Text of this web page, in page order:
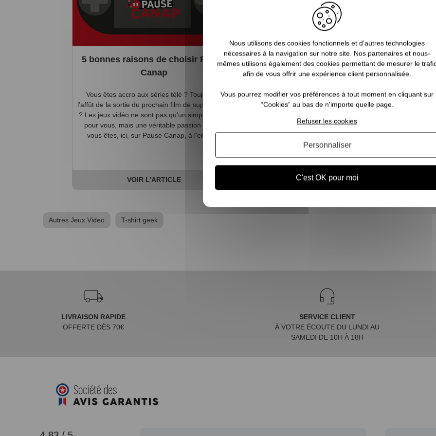
5 bonnes raisons de choisir Pause
Canap
Vous êtes accro aux séries télé ? Toujours à
l’affût de la sortie du prochain film de super-héros
? Les jeux vidéo ne sont pas qu’un simple hobby
pour vous, mais une véritable passion ? Alors
vous êtes, ici, sur Pause Canap, à l’endro...
VOIR L'ARTICLE
Autres Jeux Video T-shirt geek
LIVRAISON RAPIDE
OFFERTE DÈS 70€
SERVICE CLIENT
À VOTRE ÉCOUTE DU LUNDI AU
SAMEDI DE 10H À 18H
Nous utilisons des cookies fonctionnels et d’autres technologies
nécessaires à la navigation sur notre site. Nos partenaires et nous-
mêmes utilisons également des cookies permettant de mesurer le
afin de vous offrir une expérience client personnalisée.
Vous pourrez modifier vos préférences à tout moment en cliquant sur
“Cookies” au bas de n'importe quelle page.
C'est OK pour moi
Refuser les cookies
Personnaliser